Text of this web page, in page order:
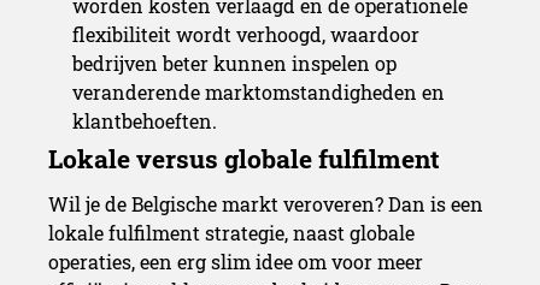
worden kosten verlaagd en de operationele
flexibiliteit wordt verhoogd, waardoor
bedrijven beter kunnen inspelen op
veranderende marktomstandigheden en
klantbehoeften.
Wil je de Belgische markt veroveren? Dan is een
lokale fulfilment strategie, naast globale
operaties, een erg slim idee om voor meer